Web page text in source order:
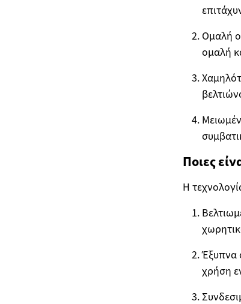
Ομαλή
ομαλή
Ποιες
Η
Έξυπνα
χρήση